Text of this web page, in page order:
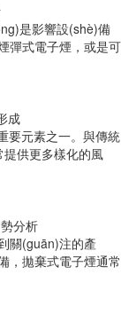
是影響設(shè)備
彈式電子煙，或是可
成
要元素之一。與傳統
供更多樣化的風
分析
關(guān)注的產
，拋棄式電子煙通常